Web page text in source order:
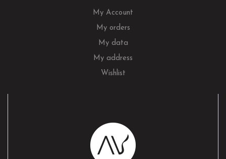
My Account
My orders
My data
My address
Wishlist